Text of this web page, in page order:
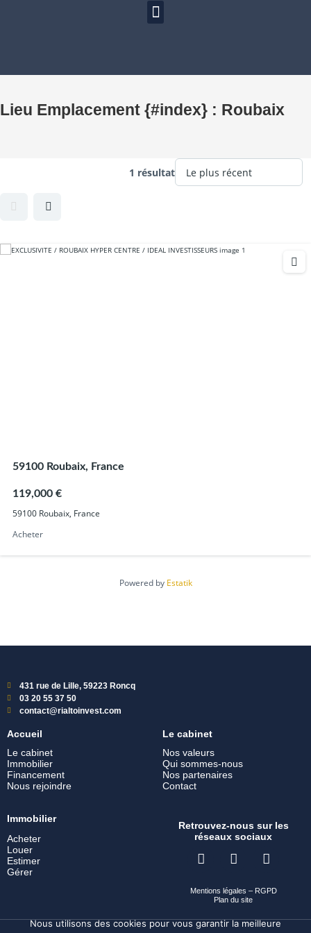
Lieu Emplacement {#index} : Roubaix
1 résultat
59100 Roubaix, France
119,000 €
59100 Roubaix, France
Acheter
Powered by Estatik
431 rue de Lille, 59223 Roncq
03 20 55 37 50
contact@rialtoinvest.com
Accueil
Le cabinet
Immobilier
Financement
Nous rejoindre
Le cabinet
Nos valeurs
Qui sommes-nous
Nos partenaires
Contact
Immobilier
Acheter
Louer
Estimer
Gérer
Retrouvez-nous sur les
réseaux sociaux
Mentions légales – RGPD
Plan du site
Nous utilisons des cookies pour vous garantir la meilleure